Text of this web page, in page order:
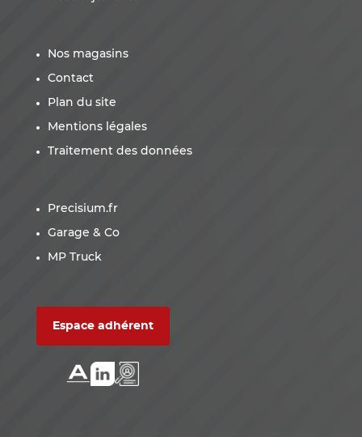
Nos magasins
Contact
Plan du site
Mentions légales
Traitement des données
Precisium.fr
Garage & Co
MP Truck
Espace adhérent